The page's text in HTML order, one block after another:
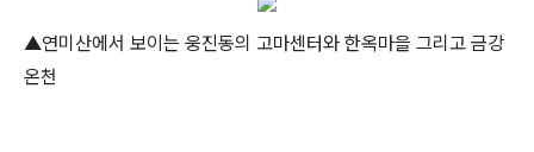
▲연미산에서 보이는 웅진동의 고마센터와 한옥마을 그리고 금강
온천